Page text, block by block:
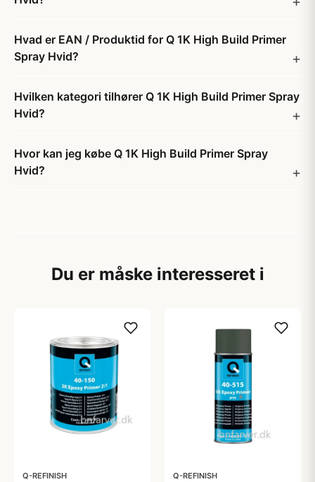
Hvad er EAN / Produktid for Q 1K High Build Primer
Spray Hvid?
Hvilken kategori tilhører Q 1K High Build Primer Spray
Hvid?
Hvor kan jeg købe Q 1K High Build Primer Spray
Hvid?
Du er måske interesseret i
Q-REFINISH Q-REFINISH